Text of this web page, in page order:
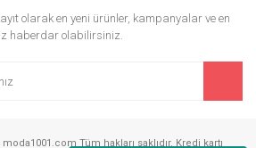
olarak en yeni ürünler, kampanyalar ve en
haberdar olabilirsiniz.
Tüm hakları saklıdır. Kredi kartı